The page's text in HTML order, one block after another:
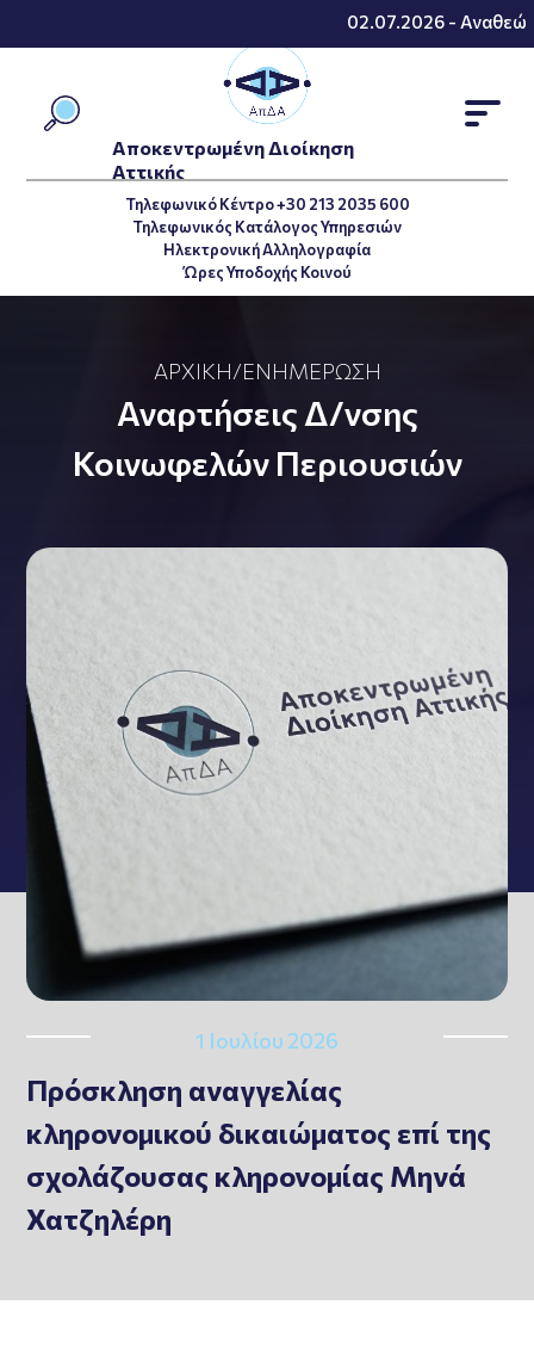
02.07.2026 -
Τηλεφωνικό Κέντρο +30 213 2035 600
Τηλεφωνικός Κατάλογος Υπηρεσιών
Ηλεκτρονική Αλληλογραφία
Ώρες Υποδοχής Κοινού
Αποκεντρωμένη Διοίκηση
Αττικής
ΑΡΧΙΚΉ/ΕΝΗΜΈΡΩΣΗ
Αναρτήσεις Δ/νσης
Κοινωφελών Περιουσιών
1 Ιουλίου 2026
Πρόσκληση αναγγελίας
κληρονομικού δικαιώματος επί της
σχολάζουσας κληρονομίας Μηνά
Χατζηλέρη